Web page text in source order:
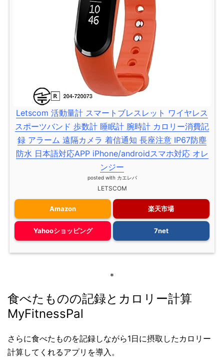
Letscom 活動量計 スマートブレスレット ワイヤレス
スポーツバンド 歩数計 睡眠計 腕時計 カロリー消費記
録 アラーム 遠隔カメラ 着信通知 長座注意 IP67防塵
防水 日本語対応APP iPhone/androidスマホ対応 オレ
ンジー
posted with カエレバ
LETSCOM
Amazon 楽天市場
Yahooショッピング 7net
＊
食べたものの記録とカロリー計算
MyFitnessPal
さらに食べたものを記録しながら1日に摂取したカロリー
計算してくれるアプリを導入。